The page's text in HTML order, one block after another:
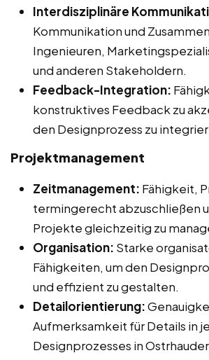
Interdisziplinäre
Kommunikation und
Ingenieuren,
und anderen Stakeholdern.
Feedback-Integration:
konstruktives Feedback zu
den Designprozess zu
Projektmanagement
Zeitmanagement: Fähigkeit,
termingerecht abzuschließen
Projekte gleichzeitig zu
Organisation: Starke
Fähigkeiten, um den
und effizient zu gestalten.
Detailorientierung:
Aufmerksamkeit für Details in
Designprozesses in